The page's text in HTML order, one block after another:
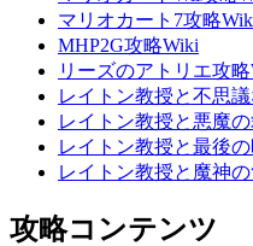
マリオカート7攻略
MHP2G攻略Wiki
リーズのアトリエ攻
レイトン教授と不思
レイトン教授と悪魔
レイトン教授と最後
レイトン教授と魔神
攻略コンテンツ